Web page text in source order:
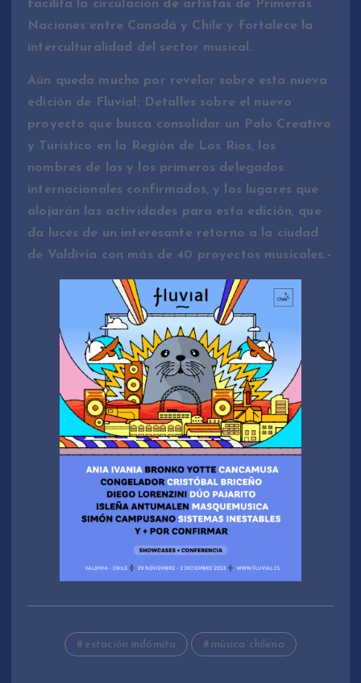
facilita la circulación de artistas de Primeras
Naciones entre Canadá y Chile y fortalece la
interculturalidad del sector musical.
Aún queda mucho por revelar sobre esta nueva
edición de Fluvial: Detalles sobre el nuevo
proyecto que busca consolidar un Polo Creativo
y Turístico en la Región de Los Ríos, los
nombres de las y los primeros delegados
internacionales confirmados, y los lugares que
alojarán las actividades para esta edición, que
da luces de un interesante retorno a la ciudad
de Valdivia con más de 40 proyectos musicales.-
estación indómita música chilena